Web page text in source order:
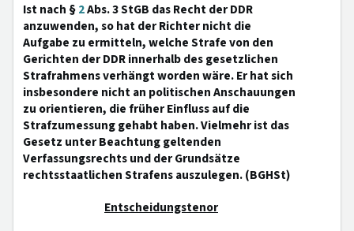
Ist nach §2Abs. 3 StGB das Recht der DDR
anzuwenden, so hat der Richter nicht die
Aufgabe zu ermitteln, welche Strafe von den
Gerichten der DDR innerhalb des gesetzlichen
Strafrahmens verhängt worden wäre. Er hat sich
insbesondere nicht an politischen Anschauungen
zu orientieren, die früher Einfluss auf die
Strafzumessung gehabt haben. Vielmehr ist das
Gesetz unter Beachtung geltenden
Verfassungsrechts und der Grundsätze
rechtsstaatlichen Strafens auszulegen. (BGHSt)
Entscheidungstenor